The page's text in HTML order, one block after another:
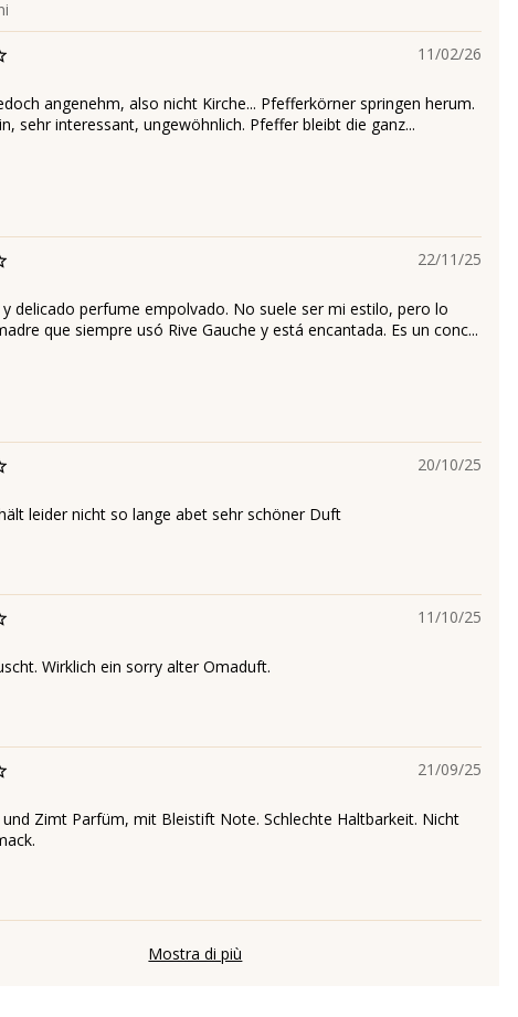
11/02/26
angenehm, also nicht Kirche... Pfefferkörner springen herum.
sehr interessant, ungewöhnlich. Pfeffer bleibt die ganz...
22/11/25
delicado perfume empolvado. No suele ser mi estilo, pero lo
que siempre usó Rive Gauche y está encantada. Es un conc...
20/10/25
leider nicht so lange abet sehr schöner Duft
11/10/25
Wirklich ein sorry alter Omaduft.
21/09/25
Zimt Parfüm, mit Bleistift Note. Schlechte Haltbarkeit. Nicht
Mostra di più